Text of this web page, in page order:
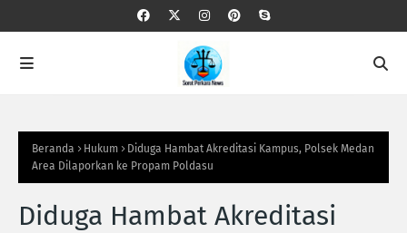
Beranda Hukum
Diduga Hambat Akreditasi Kampus, Polsek Medan
Area Dilaporkan ke Propam Poldasu
Diduga Hambat Akreditasi